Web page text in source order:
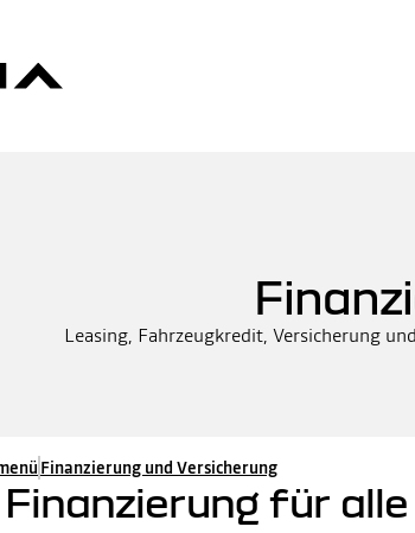
Leasing, Fahrzeugkredit, Versicherung
Finanzierung und Versicherung
für